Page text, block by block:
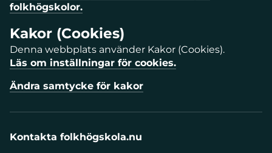
folkhögskolor.
Kakor (Cookies)
Denna webbplats använder Kakor (Cookies).
Läs om inställningar för cookies.
Ändra samtycke för kakor
Kontakta folkhögskola.nu